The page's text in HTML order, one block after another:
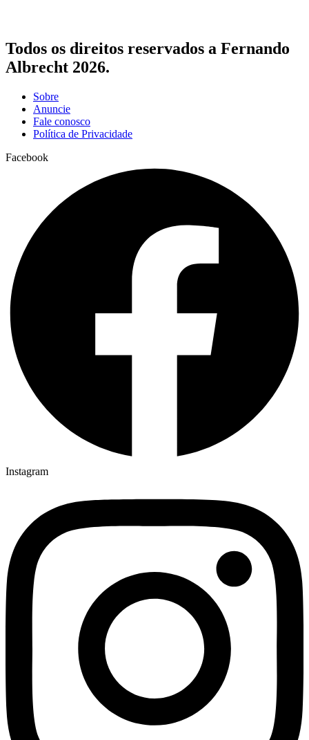
Todos os direitos reservados a Fernando
Albrecht 2026.
Sobre
Anuncie
Fale conosco
Política de Privacidade
Facebook
Instagram